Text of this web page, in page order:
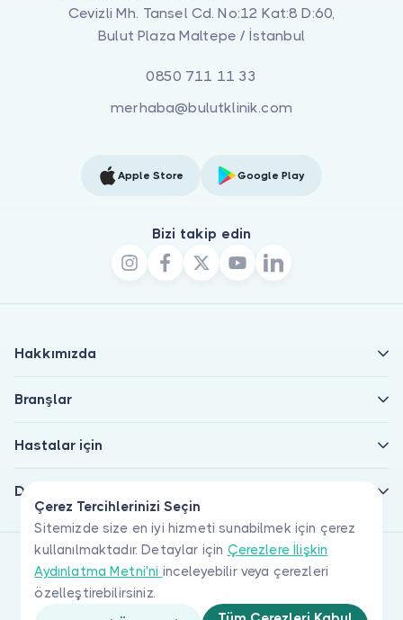
Çerez Tercihlerinizi Seçin
Sitemizde size en iyi hizmeti sunabilmek için çerez
kullanılmaktadır. Detaylar için Çerezlere İlişkin
Aydınlatma Metni'ni inceleyebilir veya çerezleri
özelleştirebilirsiniz.
Cevizli Mh. Tansel Cd. No:12 Kat:8 D:60,
Bulut Plaza Maltepe / İstanbul
0850 711 11 33
merhaba@bulutklinik.com
Apple Store Google Play
Bizi takip edin
Hakkımızda
Branşlar
Hastalar için
Doktorlar için